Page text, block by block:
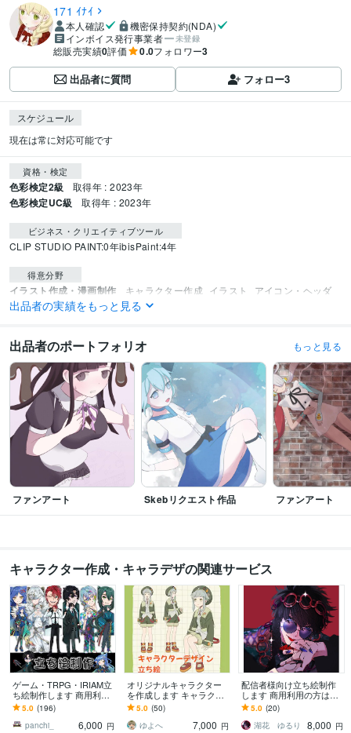
171 ｲﾅｲ
本人確認
機密保持契約(NDA)
インボイス発行事業者
未登録
総販売実績0評価 0.0フォロワー3
出品者に質問 フォロー3
スケジュール
現在は常に対応可能です
資格・検定
色彩検定2級 取得年 : 2023年
色彩検定UC級 取得年 : 2023年
ビジネス・クリエイティブツール
CLIP STUDIO PAINT:0年ibisPaint:4年
得意分野
イラスト作成・漫画制作 キャラクター作成 イラスト
アイコン・ヘッダ
ー
英語 日常会話レベル
出品者の実績をもっと見る
出品者のポートフォリオ もっと見る
ファンアート Skebリクエスト作品 ファンアート
キャラクター作成・キャラデザの関連サービス
ゲーム・TRPG・IRIAM立
ち絵制作します 商用利用
無料！自由に使えるあな
ただけのキャラクター作
成！
5.0 (196)
panchi_
6,000 円
オリジナルキャラクター
を作成します キャラクタ
ーデザインで雰囲気をカ
タチに。
5.0 (50)
ゆよへ
7,000 円
配信者様向け立ち絵制作
します 商用利用の方はこ
ちらをご覧ください
5.0 (20)
湖花 ゆるり
8,000 円